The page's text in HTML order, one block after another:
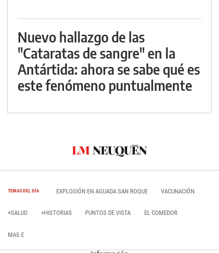
Nuevo hallazgo de las
"Cataratas de sangre" en la
Antártida: ahora se sabe qué es
este fenómeno puntualmente
TEMAS DEL DÍA EXPLOSIÓN EN AGUADA SAN ROQUE VACUNACIÓN
+SALUD +HISTORIAS PUNTOS DE VISTA EL COMEDOR
MAS E